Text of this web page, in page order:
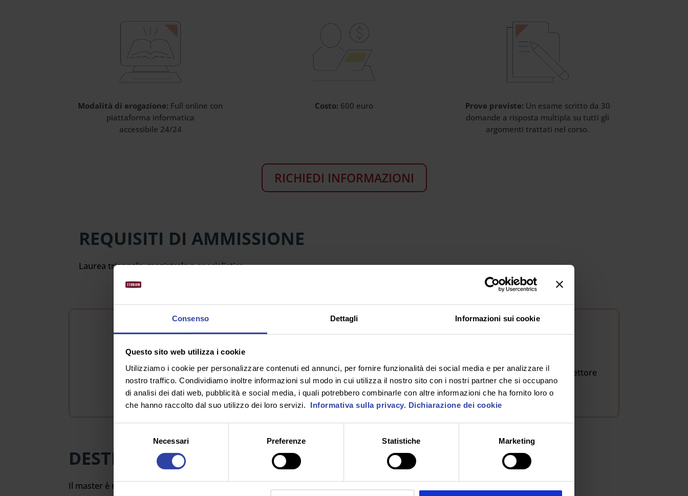
Consenso Dettagli Informazioni sui cookie
Questo sito web utilizza i cookie
Utilizziamo i cookie per personalizzare contenuti ed annunci, per fornire funzionalità dei social media e per analizzare il
nostro traffico. Condividiamo inoltre informazioni sul modo in cui utilizza il nostro sito con i nostri partner che si occupano
di analisi dei dati web, pubblicità e social media, i quali potrebbero combinarle con altre informazioni che ha fornito loro o
che hanno raccolto dal suo utilizzo dei loro servizi.
Informativa sulla privacy. Dichiarazione dei cookie
consenso
Necessari Preferenze Statistiche Marketing
Modalità di erogazione: Full online con
piattaforma informatica
accessibile 24/24
Costo: 600 euro Prove previste: Un esame scritto da 30
domande a risposta multipla su tutti gli
argomenti trattati nel corso.
RICHIEDI INFORMAZIONI
REQUISITI DI AMMISSIONE
Laurea triennale, magistrale o specialistica.
RICORDA
Puoi usufruire del bonus da 500 euro de“La Buona Scuola”per finanziare il tuo Master nel settore
formazione all’Università eCampus.Scopri di più!
DESTINATARI
Il master è rivolto a dirigenti scolastici, staff del dirigente, insegnanti della scuola primaria e secondaria e aspiranti docenti.